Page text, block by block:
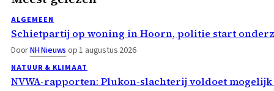
ALGEMEEN
Schietpartij op woning in Hoorn, politie start
DoorNH Nieuws op 1 augustus 2026
NATUUR & KLIMAAT
NVWA-rapporten: Plukon-slachterij voldoet